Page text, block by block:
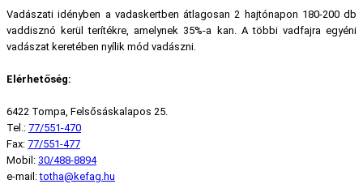
Vadászati idényben a vadaskertben átlagosan 2 hajtónapon 180-200 db
vaddisznó kerül terítékre, amelynek 35%-a kan. A többi vadfajra egyéni
vadászat keretében nyílik mód vadászni.
Elérhetőség:
6422 Tompa, Felsősáskalapos 25.
Tel.: 77/551-470
Fax: 77/551-477
Mobil: 30/488-8894
e-mail:totha@kefag.hu